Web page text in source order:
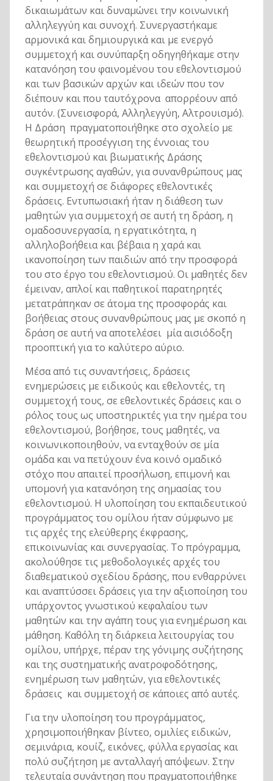
δικαιωμάτων και δυναμώνει την κοινωνική
αλληλεγγύη και συνοχή. Συνεργαστήκαμε
αρμονικά και δημιουργικά και με ενεργό
συμμετοχή και συνύπαρξη οδηγηθήκαμε στην
κατανόηση του φαινομένου του εθελοντισμού
και των βασικών αρχών και ιδεών που τον
διέπουν και που ταυτόχρονα απορρέουν από
αυτόν. (Συνεισφορά, Αλληλεγγύη, Αλτρουισμό).
Η Δράση πραγματοποιήθηκε στο σχολείο με
θεωρητική προσέγγιση της έννοιας του
εθελοντισμού και βιωματικής Δράσης
συγκέντρωσης αγαθών, για συνανθρώπους μας
και συμμετοχή σε διάφορες εθελοντικές
δράσεις. Εντυπωσιακή ήταν η διάθεση των
μαθητών για συμμετοχή σε αυτή τη δράση, η
ομαδοσυνεργασία, η εργατικότητα, η
αλληλοβοήθεια και βέβαια η χαρά και
ικανοποίηση των παιδιών από την προσφορά
του στο έργο του εθελοντισμού. Οι μαθητές δεν
έμειναν, απλοί και παθητικοί παρατηρητές
μετατράπηκαν σε άτομα της προσφοράς και
βοήθειας στους συνανθρώπους μας με σκοπό η
δράση σε αυτή να αποτελέσει μία αισιόδοξη
προοπτική για το καλύτερο αύριο.
Μέσα από τις συναντήσεις, δράσεις
ενημερώσεις με ειδικούς και εθελοντές, τη
συμμετοχή τους, σε εθελοντικές δράσεις και ο
ρόλος τους ως υποστηρικτές για την ημέρα του
εθελοντισμού, βοήθησε, τους μαθητές, να
κοινωνικοποιηθούν, να ενταχθούν σε μία
ομάδα και να πετύχουν ένα κοινό ομαδικό
στόχο που απαιτεί προσήλωση, επιμονή και
υπομονή για κατανόηση της σημασίας του
εθελοντισμού. Η υλοποίηση του εκπαιδευτικού
προγράμματος του ομίλου ήταν σύμφωνο με
τις αρχές της ελεύθερης έκφρασης,
επικοινωνίας και συνεργασίας. Το πρόγραμμα,
ακολούθησε τις μεθοδολογικές αρχές του
διαθεματικού σχεδίου δράσης, που ενθαρρύνει
και αναπτύσσει δράσεις για την αξιοποίηση του
υπάρχοντος γνωστικού κεφαλαίου των
μαθητών και την αγάπη τους για ενημέρωση και
μάθηση. Καθόλη τη διάρκεια λειτουργίας του
ομίλου, υπήρχε, πέραν της γόνιμης συζήτησης
και της συστηματικής ανατροφοδότησης,
ενημέρωση των μαθητών, για εθελοντικές
δράσεις και συμμετοχή σε κάποιες από αυτές.
Για την υλοποίηση του προγράμματος,
χρησιμοποιήθηκαν βίντεο, ομιλίες ειδικών,
σεμινάρια, κουίζ, εικόνες, φύλλα εργασίας και
πολύ συζήτηση με ανταλλαγή απόψεων. Στην
τελευταία συνάντηση που πραγματοποιήθηκε